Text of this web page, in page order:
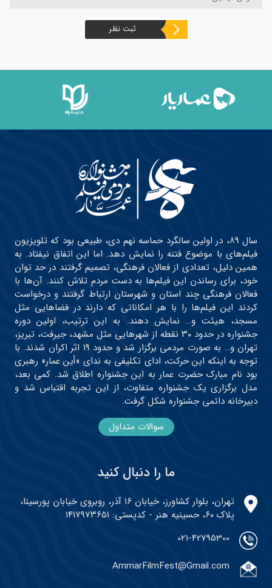
ثبت نظر
سال ۸۹، در اولین سالگرد حماسه نهم دی، طبیعی بود که تلویزیون
فیلم‌های با موضوع فتنه را نمایش دهد. اما این اتفاق نیفتاد. به
همین دلیل، تعدادی از فعالان فرهنگی، تصمیم گرفتند در حد توان
خود، برای رساندن این فیلم‌ها به دست مردم تلاش کنند. آن‌ها با
فعالان فرهنگی چند استان و شهرستان ارتباط گرفتند و درخواست
کردند این فیلم‌ها را با هر امکاناتی که دارند در فضاهایی مثل
مسجد، هیئت و… نمایش دهند. به این ترتیب، اولین دوره
جشنواره در حدود ۳۰ نقطه از شهرهایی مثل مشهد، جیرفت، تبریز،
تهران و… به صورت مردمی برگزار شد و حدود ۱۹ اثر اکران شدند. با
توجه به اینکه این حرکت، ادای تکلیفی به ندای «أین عمار» رهبری
بود نام مبارک حضرت عمار به این جشنواره اطلاق شد. کمی بعد،
مدل برگزاری یک جشنواره متفاوت، از این تجربه اقتباس شد و
دبیرخانه دائمی جشنواره شکل گرفت.
سوالات متداول
ما را دنبال کنید
تهران، بلوار کشاورز، خیابان ۱۶ آذر، روبروی خیابان پورسینا،
پلاک ۶۰، حسینیه هنر - کدپستی: ۱۴۱۷۹۷۳۶۵۱
021-42795300
AmmarFilmFest@Gmail.com